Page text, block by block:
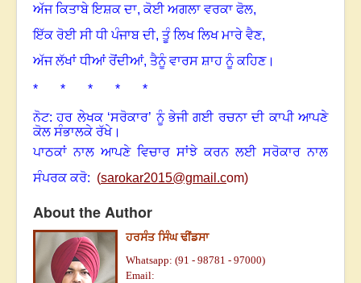
ਅੱਜ ਕਿਤਾਬੇ ਇਸ਼ਕ ਦਾ,ਕੋਈ ਅਗਲਾ ਵਰਕਾ ਫੋਲ,
ਇੱਕ ਰੋਈ ਸੀ ਧੀ ਪੰਜਾਬ ਦੀ, ਤੂੰ ਲਿਖ ਲਿਖ ਮਾਰੇ ਵੈਣ,
ਅੱਜ ਲੱਖਾਂ ਧੀਆਂ ਰੋਂਦੀਆਂ, ਤੈਨੂੰ ਵਾਰਸ ਸ਼ਾਹ ਨੂੰ ਕਹਿਣ।
* * * * *
ਨੋਟ: ਹਰ ਲੇਖਕ ‘ਸਰੋਕਾਰ’ ਨੂੰ ਭੇਜੀ ਗਈ ਰਚਨਾ ਦੀ ਕਾਪੀ ਆਪਣੇ
ਕੋਲ ਸੰਭਾਲਕੇ ਰੱਖੇ।
ਪਾਠਕਾਂ ਨਾਲ ਆਪਣੇ ਵਿਚਾਰ ਸਾਂਝੇ ਕਰਨ ਲਈ ਸਰੋਕਾਰ ਨਾਲ
ਸੰਪਰਕ ਕਰੋ: (sarokar2015@gmail.com)
About the Author
ਹਰਸੰਤ ਸਿੰਘ ਢੀਂਡਸਾ
Whatsapp: (91 - 98781 - 97000)
Email: